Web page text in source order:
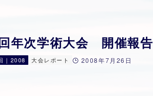
年次学術大会 開催報告
｜2008 大会レポート 2008年7月26日